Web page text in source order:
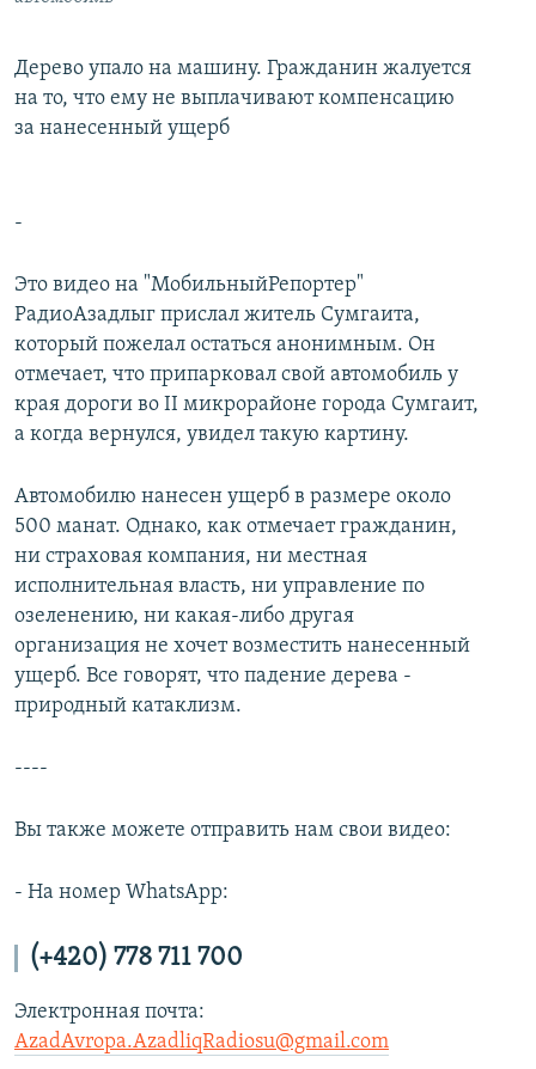
Дерево упало на машину. Гражданин жалуется
на то, что ему не выплачивают компенсацию
за нанесенный ущерб
-
Это видео на "МобильныйРепортер"
РадиоАзадлыг прислал житель Сумгаита,
который пожелал остаться анонимным. Он
отмечает, что припарковал свой автомобиль у
края дороги во II микрорайоне города Сумгаит,
а когда вернулся, увидел такую картину.
Автомобилю нанесен ущерб в размере около
500 манат. Однако, как отмечает гражданин,
ни страховая компания, ни местная
исполнительная власть, ни управление по
озеленению, ни какая-либо другая
организация не хочет возместить нанесенный
ущерб. Все говорят, что падение дерева -
природный катаклизм.
----
Вы также можете отправить нам свои видео:
- На номер WhatsApp:
(+420) 778 711 700
Электронная почта:
AzadAvropa.AzadliqRadiosu@gmail.com